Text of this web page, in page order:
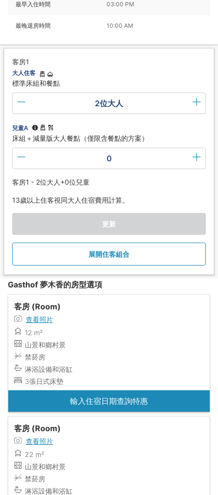
最早入住時間 03:00 PM
最晚退房時間 10:00 AM
客房1
大人住客
標準床組和餐點
2位大人
兒童A
床組＋減量版大人餐點（僅限含餐點的方案）
0
客房1 - 2位大人+0位兒童
13歲以上住客視同大人住宿費用計算。
更新
展開住客組合
Gasthof 夢木香的房型選項
客房 (Room)
查看照片
12 m²
山景和鄉村景
禁菸房
淋浴設備和浴缸
3張日式床墊
輸入住宿日期查詢特惠
客房 (Room)
查看照片
22 m²
山景和鄉村景
禁菸房
淋浴設備和浴缸